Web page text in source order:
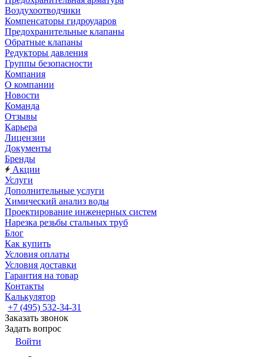
Воздухоотводчики
Компенсаторы гидроударов
Предохранительные клапаны
Обратные клапаны
Редукторы давления
Группы безопасности
Компания
О компании
Новости
Команда
Отзывы
Карьера
Лицензии
Документы
Бренды
Акции
Услуги
Дополнительные услуги
Химический анализ воды
Проектирование инженерных систем
Нарезка резьбы стальных труб
Блог
Как купить
Условия оплаты
Условия доставки
Гарантия на товар
Контакты
Калькулятор
+7 (495) 532‑34‑31
Заказать звонок
Задать вопрос
Войти